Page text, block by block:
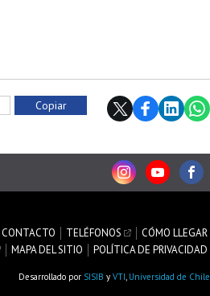
Copiar
CONTACTO TELÉFONOS
CÓMO LLEGAR
MAPA DEL SITIO POLÍTICA DE PRIVACIDAD
Desarrollado por SISIB y VTI, Universidad de Chile